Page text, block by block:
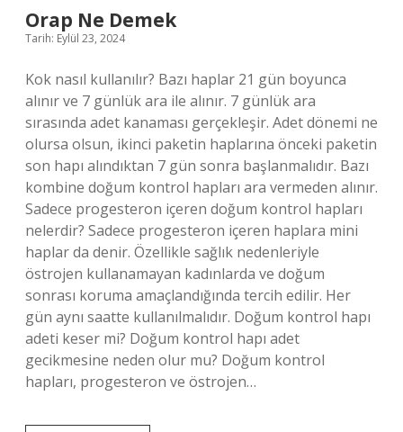
Orap Ne Demek
Tarih: Eylül 23, 2024
Kok nasıl kullanılır? Bazı haplar 21 gün boyunca
alınır ve 7 günlük ara ile alınır. 7 günlük ara
sırasında adet kanaması gerçekleşir. Adet dönemi ne
olursa olsun, ikinci paketin haplarına önceki paketin
son hapı alındıktan 7 gün sonra başlanmalıdır. Bazı
kombine doğum kontrol hapları ara vermeden alınır.
Sadece progesteron içeren doğum kontrol hapları
nelerdir? Sadece progesteron içeren haplara mini
haplar da denir. Özellikle sağlık nedenleriyle
östrojen kullanamayan kadınlarda ve doğum
sonrası koruma amaçlandığında tercih edilir. Her
gün aynı saatte kullanılmalıdır. Doğum kontrol hapı
adeti keser mi? Doğum kontrol hapı adet
gecikmesine neden olur mu? Doğum kontrol
hapları, progesteron ve östrojen…